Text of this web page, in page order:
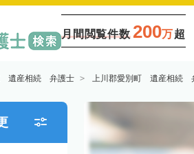
月間閲覧件数 200万超
遺産相続 弁護士 上川郡愛別町 遺産相続